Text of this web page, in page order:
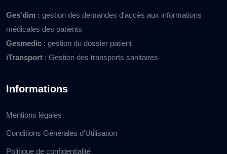
Ges'dim : gestion des demandes d'accès aux informations
médicales des patients
Gesmedic : gestion du dossier patient
iTransport : Gestion des transports sanitaires
Informations
Mentions légales
Conditions Générales d’Utilisation
Politique de confidentialité